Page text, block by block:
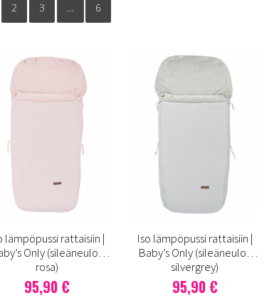
2 3 … 6
lämpöpussi rattaisiin |
Only (sileäneulos
rosa)
95,90 €
Iso lämpöpussi rattaisiin |
Baby’s Only (sileäneulos
silvergrey)
95,90 €